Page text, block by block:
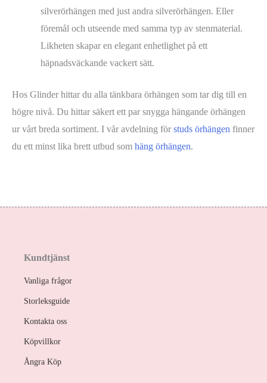
silverörhängen med just andra silverörhängen. Eller
föremål och utseende med samma typ av stenmaterial.
Likheten skapar en elegant enhetlighet på ett
häpnadsväckande vackert sätt.
Hos Glinder hittar du alla tänkbara örhängen som tar dig till en
högre nivå. Du hittar säkert ett par snygga hängande örhängen
ur vårt breda sortiment. I vår avdelning för studs örhängen finner
du ett minst lika brett utbud som häng örhängen.
Kundtjänst
Vanliga frågor
Storleksguide
Kontakta oss
Köpvillkor
Ångra Köp